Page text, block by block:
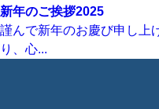
新年のご挨拶2025
謹んで新年のお慶び申し上
り、心...